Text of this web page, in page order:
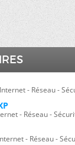
- Réseau -
- Réseau -
- Réseau -